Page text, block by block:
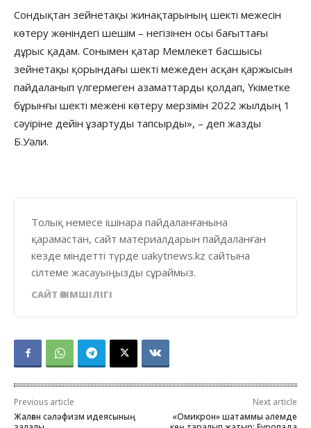
Сондықтан зейнетақы жинақтарының шекті межесін
көтеру жөніндегі шешім – негізінен осы бағыттағы
дұрыс қадам. Сонымен қатар Мемлекет басшысы
зейнетақы қорындағы шекті межеден асқан қаржысын
пайдаланып үлгермеген азаматтарды қолдап, Үкіметке
бұрынғы шекті межені көтеру мерзімін 2022 жылдың 1
сәуіріне дейін ұзартуды тапсырды», – деп жазды
Б.Уәли.
Толық немесе ішінара пайдаланғанына
қарамастан, сайт материалдарын пайдаланған
кезде міндетті түрде uakytnews.kz сайтына
сілтеме жасауыңызды сұраймыз.
САЙТ ӘКІМШІЛІГІ
Previous article
Жалған сәләфизм идеясының
Next article
«Омикрон» шатаммы әлемде